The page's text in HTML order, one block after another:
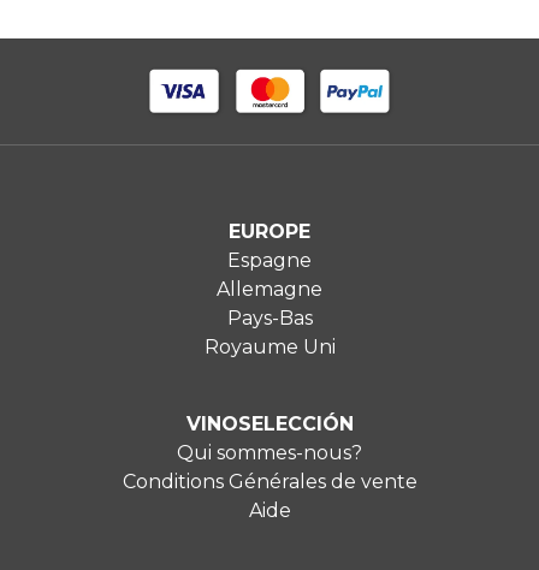
EUROPE
Espagne
Allemagne
Pays-Bas
Royaume Uni
VINOSELECCIÓN
Qui sommes-nous?
Conditions Générales de vente
Aide